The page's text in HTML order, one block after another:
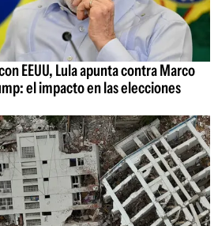
EEUU, Lula apunta contra Marco
el impacto en las elecciones